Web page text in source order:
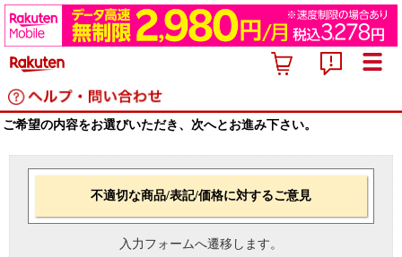
ご希望の内容をお選びいただき、次へとお進み下さい。
不適切な商品/表記/価格に対するご意見
入力フォームへ遷移します。